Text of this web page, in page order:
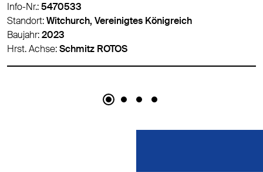
Info-Nr.:5488786
Standort:Panevėžys, Litauen
Baujahr:2012
Hrst. Achse:BPW